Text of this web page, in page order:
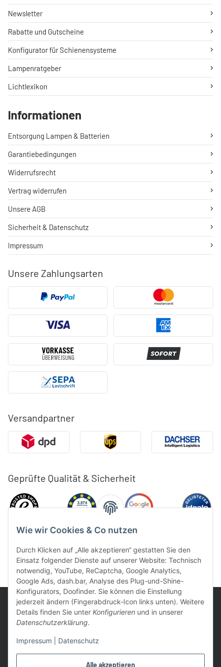
Alle akzeptieren
Wie wir Cookies & Co nutzen
Durch Klicken auf „Alle akzeptieren“ gestatten Sie den
Einsatz folgender Dienste auf unserer Website: Technisch
notwendig, YouTube, ReCaptcha, Google Analytics,
Google Ads, dash.bar, Analyse des Plug-und-Shine-
Konfigurators, Doofinder. Sie können die Einstellung
jederzeit ändern (Fingerabdruck-Icon links unten). Weitere
Details finden Sie unter Konfigurieren und in unserer
Datenschutzerklärung.
Impressum Datenschutz
Unsere Zahlungsarten
Versandpartner
Geprüfte Qualität & Sicherheit
Newsletter
Rabatte und Gutscheine
Konfigurator für Schienensysteme
Lampenratgeber
Lichtlexikon
Informationen
Entsorgung Lampen & Batterien
Garantiebedingungen
Widerrufsrecht
Vertrag widerrufen
Unsere AGB
Sicherheit & Datenschutz
Impressum
UVP: Ist die unverbindliche Preisempfehlung des Herstellers für
* Gratis Versand ab 99 € innerhalb Deutschlands